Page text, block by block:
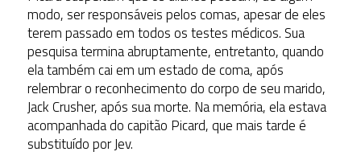
modo, ser responsáveis pelos comas, apesar de eles
terem passado em todos os testes médicos. Sua
pesquisa termina abruptamente, entretanto, quando
ela também cai em um estado de coma, após
relembrar o reconhecimento do corpo de seu marido,
Jack Crusher, após sua morte. Na memória, ela estava
acompanhada do capitão Picard, que mais tarde é
substituído por Jev.